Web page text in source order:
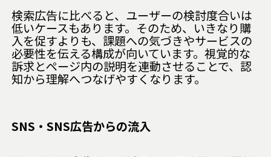
検索広告に比べると、ユーザーの検討度合いは
低いケースもあります。そのため、いきなり購
入を促すよりも、課題への気づきやサービスの
必要性を伝える構成が向いています。視覚的な
訴求とページ内の説明を連動させることで、認
知から理解へつなげやすくなります。
SNS・SNS広告からの流入